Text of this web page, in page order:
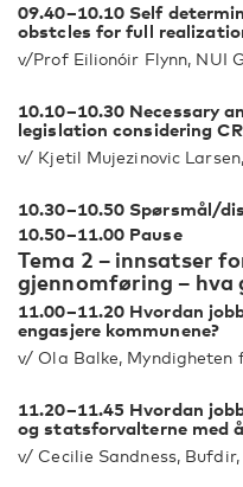
09.40–10.10 Self
obstcles for full
v/Prof Eilionóir Flynn, NUI
10.10–10.30 Necessary
legislation considering
v/ Kjetil Mujezinovic
10.30–10.50 Spørsmål/
10.50–11.00 Pause
Tema 2 – innsatser
gjennomføring – hva
11.00–11.20 Hvordan
engasjere kommunene?
v/ Ola Balke,
11.20–11.45 Hvordan
og statsforvalterne med
v/ Cecilie Sandness,